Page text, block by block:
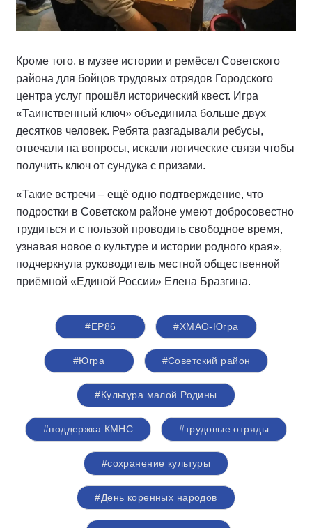
Кроме того, в музее истории и ремёсел Советского
района для бойцов трудовых отрядов Городского
центра услуг прошёл исторический квест. Игра
«Таинственный ключ» объединила больше двух
десятков человек. Ребята разгадывали ребусы,
отвечали на вопросы, искали логические связи чтобы
получить ключ от сундука с призами.
«Такие встречи – ещё одно подтверждение, что
подростки в Советском районе умеют добросовестно
трудиться и с пользой проводить свободное время,
узнавая новое о культуре и истории родного края»,
подчеркнула руководитель местной общественной
приёмной «Единой России» Елена Бразгина.
#ЕР86 #ХМАО-Югра
#Югра #Советский район
#Культура малой Родины
#поддержка КМНС #трудовые отряды
#сохранение культуры
#День коренных народов